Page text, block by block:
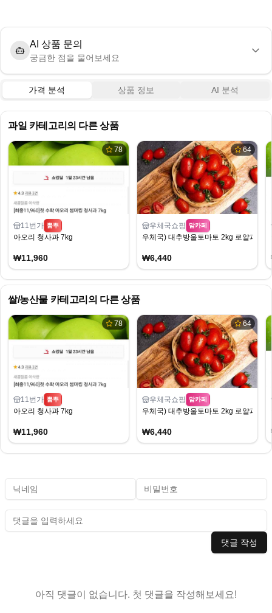
AI 상품 문의
궁금한 점을 물어보세요
가격 분석 상품 정보 AI 분석
과일 카테고리의 다른 상품
78
11번가 뽐뿌
아오리 청사과 7kg
₩11,960
64
우체국쇼핑 맘카페
우체국) 대추방울토마토 2kg 로얄과
₩6,440
쌀/농산물 카테고리의 다른 상품
78
11번가 뽐뿌
아오리 청사과 7kg
₩11,960
64
우체국쇼핑 맘카페
우체국) 대추방울토마토 2kg 로얄과
₩6,440
댓글 작성
아직 댓글이 없습니다. 첫 댓글을 작성해보세요!